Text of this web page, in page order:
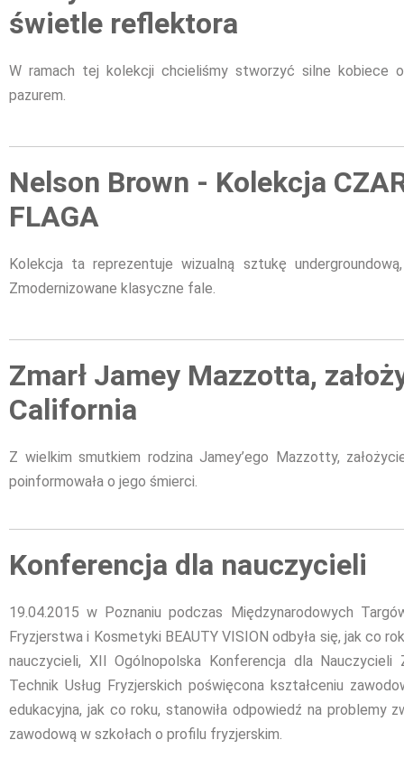
świetle reflektora
W ramach tej kolekcji chcieliśmy stworzyć silne kobiece
pazurem.
Nelson Brown - Kolekcja
FLAGA
Kolekcja ta reprezentuje wizualną sztukę
Zmodernizowane klasyczne fale.
Zmarł Jamey Mazzotta,
California
Z wielkim smutkiem rodzina Jamey’ego Mazzotty,
poinformowała o jego śmierci.
Konferencja dla nauczycieli
19.04.2015 w Poznaniu podczas Międzynarodowych
Fryzjerstwa i Kosmetyki BEAUTY VISION odbyła się, jak co
nauczycieli, XII Ogólnopolska Konferencja dla Nauczycieli
Technik Usług Fryzjerskich poświęcona kształceniu
edukacyjna, jak co roku, stanowiła odpowiedź na problemy
zawodową w szkołach o profilu fryzjerskim.